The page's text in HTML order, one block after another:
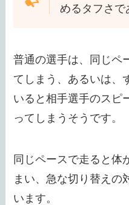
めるタフさで
普通の選手は、同じペ
てしまう、あるいは、
いると相手選手のスピ
ってしまうそうです。
同じペースで走ると体
まい、急な切り替えの
います。